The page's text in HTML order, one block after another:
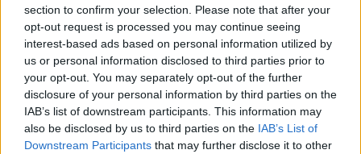
section to confirm your selection. Please note that after your
opt-out request is processed you may continue seeing
interest-based ads based on personal information utilized by
us or personal information disclosed to third parties prior to
your opt-out. You may separately opt-out of the further
disclosure of your personal information by third parties on the
IAB’s list of downstream participants. This information may
also be disclosed by us to third parties on the IAB’s List of
Downstream Participants that may further disclose it to other
Visi įrašai
Žiūrimiausi įrašai
00:00:30
Vaizdai iš tragiškos avarijos Vilniaus r.: dviejų moterų ir